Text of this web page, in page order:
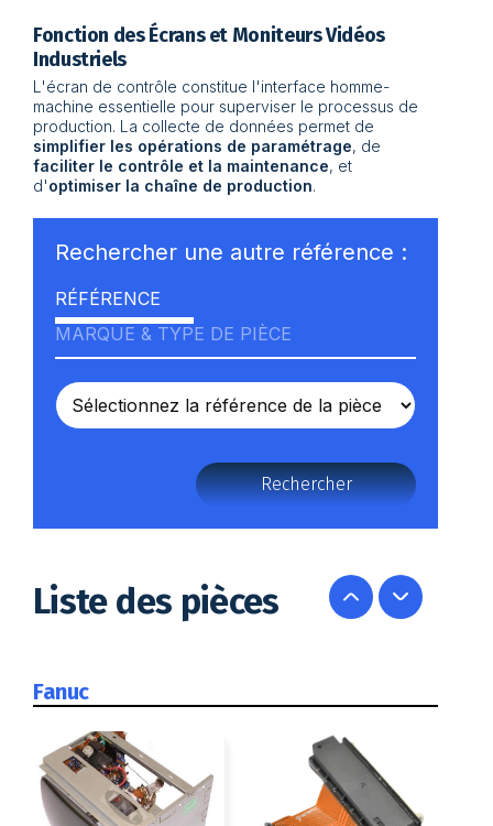
Fonction des Écrans et Moniteurs Vidéos
Industriels
L'écran de contrôle constitue l'interface homme-
machine essentielle pour superviser le processus de
production. La collecte de données permet de
simplifier les opérations de paramétrage, de
faciliter le contrôle et la maintenance, et
d'optimiser la chaîne de production.
Rechercher une autre référence :
RÉFÉRENCE
MARQUE & TYPE DE PIÈCE
Rechercher
Liste des pièces
Fanuc